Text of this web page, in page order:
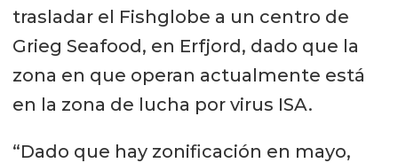
trasladar el Fishglobe a un centro de
Grieg Seafood, en Erfjord, dado que la
zona en que operan actualmente está
en la zona de lucha por virus ISA.
“Dado que hay zonificación en mayo,